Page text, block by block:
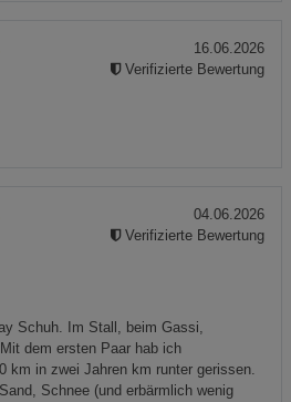
16.06.2026
Verifizierte Bewertung
Schuh. Im Stall, beim Gassi,
dem ersten Paar hab ich
km in zwei Jahren km runter gerissen.
Schnee (und erbärmlich wenig
04.06.2026
Verifizierte Bewertung